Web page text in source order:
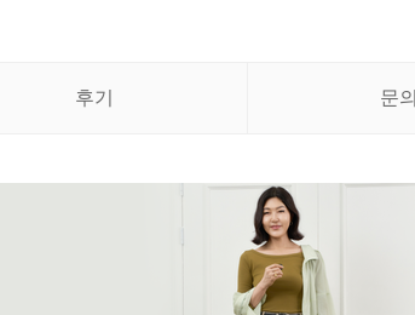
후기 문의